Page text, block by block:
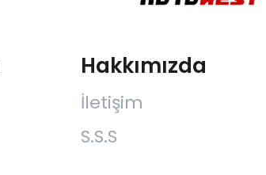
Hakkımızda
İletişim
S.S.S